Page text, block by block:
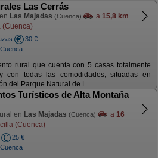
Las Cerrás
Las Majadas (Cuenca) a 15,8 km
(Cuenca)
30 €
rural que cuenta con 5 casas totalmente
con todas las comodidades, situadas en
del Parque Natural de L ...
Turísticos de Alta Montaña
en Las Majadas (Cuenca) a 16
(Cuenca)
25 €